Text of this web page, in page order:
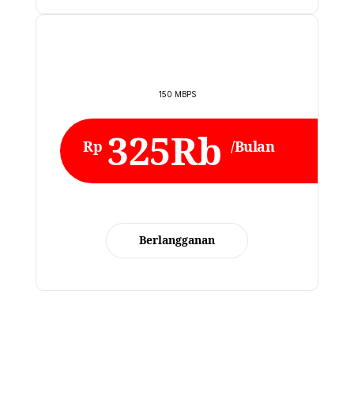
150 MBPS
Rp 325Rb /Bulan
Berlangganan